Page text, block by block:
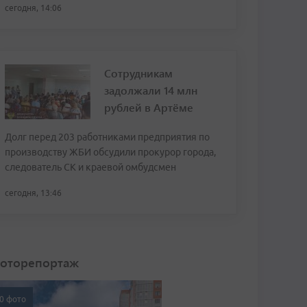
сегодня, 14:06
Сотрудникам
задолжали 14 млн
рублей в Артёме
Долг перед 203 работниками предприятия по
производству ЖБИ обсудили прокурор города,
следователь СК и краевой омбудсмен
сегодня, 13:46
фото